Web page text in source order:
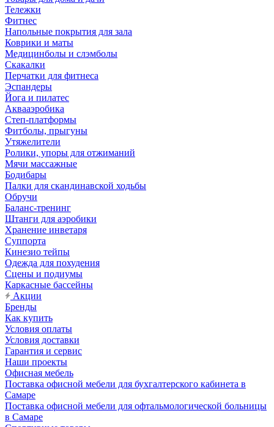
Тележки
Фитнес
Напольные покрытия для зала
Коврики и маты
Медицинболы и слэмболы
Скакалки
Перчатки для фитнеса
Эспандеры
Йога и пилатес
Аквааэробика
Степ-платформы
Фитболы, прыгуны
Утяжелители
Ролики, упоры для отжиманий
Мячи массажные
Бодибары
Палки для скандинавской ходьбы
Обручи
Баланс-тренинг
Штанги для аэробики
Хранение инветаря
Суппорта
Кинезио тейпы
Одежда для похудения
Сцены и подиумы
Каркасные бассейны
Акции
Бренды
Как купить
Условия оплаты
Условия доставки
Гарантия и сервис
Наши проекты
Офисная мебель
Поставка офисной мебели для бухгалтерского кабинета в
Самаре
Поставка офисной мебели для офтальмологической больницы
в Самаре